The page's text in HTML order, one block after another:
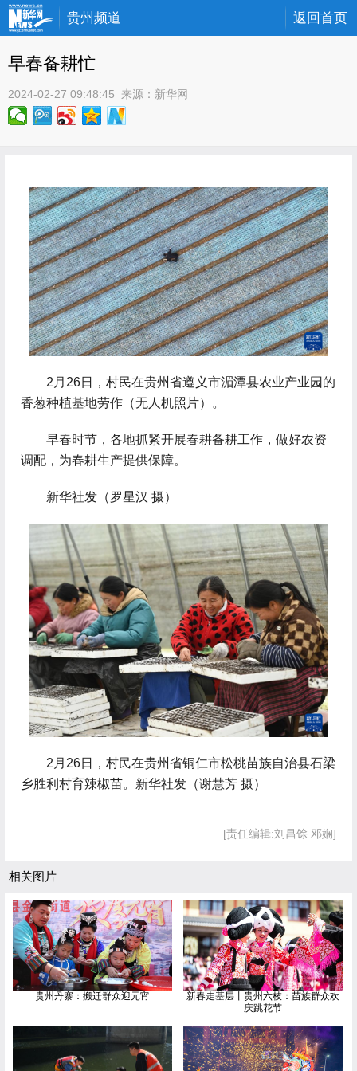
贵州频道 返回首页
早春备耕忙
2024-02-27 09:48:45 来源： 新华网
2月26日，村民在贵州省遵义市湄潭县农业产业园的
香葱种植基地劳作（无人机照片）。
早春时节，各地抓紧开展春耕备耕工作，做好农资
调配，为春耕生产提供保障。
新华社发（罗星汉 摄）
2月26日，村民在贵州省铜仁市松桃苗族自治县石梁
乡胜利村育辣椒苗。新华社发（谢慧芳 摄）
[责任编辑:刘昌馀 邓娴]
相关图片
贵州丹寨：搬迁群众迎元宵
新春走基层丨贵州六枝：苗族群众欢
庆跳花节